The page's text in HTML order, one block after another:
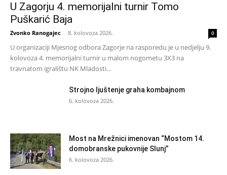
U Zagorju 4. memorijalni turnir Tomo
Puškarić Baja
Zvonko Ranogajec - 8. kolovoza 2026. 0
U organizaciji Mjesnog odbora Zagorje na rasporedu je u nedjelju 9.
kolovoza 4. memorijalni turnir u malom nogometu 3X3 na
travnatom igralištu NK Mladosti...
Strojno ljuštenje graha kombajnom
6. kolovoza 2026.
Most na Mrežnici imenovan “Mostom 14.
domobranske pukovnije Slunj”
6. kolovoza 2026.